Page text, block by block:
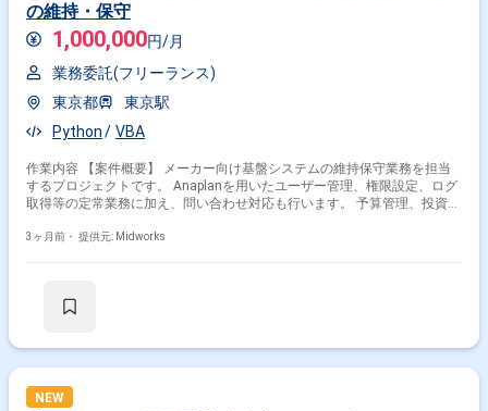
の維持・保守
1,000,000円/月
業務委託(フリーランス)
東京都
東京駅
Python
VBA
作業内容 【案件概要】 メーカー向け基盤システムの維持保守業務を担当
するプロジェクトです。 Anaplanを用いたユーザー管理、権限設定、ログ
取得等の定常業務に加え、問い合わせ対応も行います。 予算管理、投資管
用業務にも携わります。 【作業内容】 ・Anaplanへの新規ユーザー登録、
把握 ・Databricksへの新規ユーザー登録
3ヶ月前・ 提供元: Midworks
NEW